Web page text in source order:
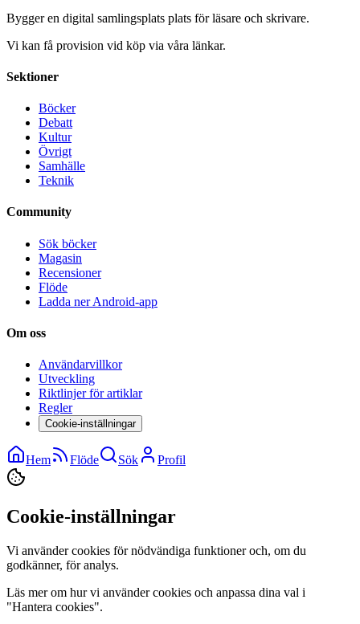
Bygger en digital samlingsplats plats för läsare och skrivare.
Vi kan få provision vid köp via våra länkar.
Sektioner
Böcker
Debatt
Kultur
Övrigt
Samhälle
Teknik
Community
Sök böcker
Magasin
Recensioner
Flöde
Ladda ner Android-app
Om oss
Användarvillkor
Utveckling
Riktlinjer för artiklar
Regler
Cookie-inställningar
Hem Flöde Sök Profil
Cookie-inställningar
Vi använder cookies för nödvändiga funktioner och, om du
godkänner, för analys.
Läs mer om hur vi använder cookies och anpassa dina val i
"Hantera cookies".